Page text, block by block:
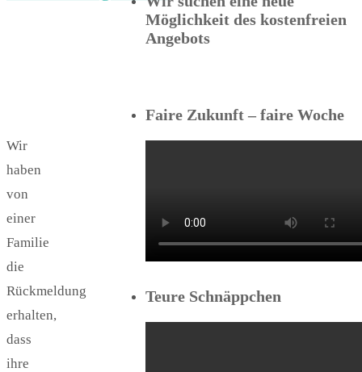
Wir
haben
von
einer
Familie
die
Rückmeldung
erhalten,
dass
ihre
Möglichkeit des kostenfreien
Angebots
Faire Zukunft – faire Woche
Teure Schnäppchen